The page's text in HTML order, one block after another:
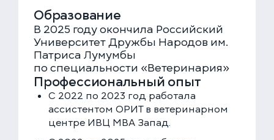
Образование
В 2025 году окончила Российский
Университет Дружбы Народов им.
Патриса Лумумбы
по специальности «Ветеринария»
Профессиональный опыт
С 2022 по 2023 год работала
ассистентом ОРИТ в ветеринарном
центре ИВЦ МВА Запад.
Закажите звонок, и мы перезвоним вам в течение
15 минут
Соглашаюсь с политикойконфиденциальности
и обработки данных
ЗАКАЗАТЬ ЗВОНОК